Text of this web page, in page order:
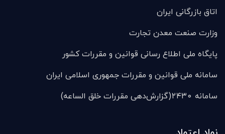
اتاق بازرگانی ایران
وزارت صنعت معدن تجارت
پایگاه ملی اطلاع رسانی قوانین و مقررات کشور
سامانه ملی قوانين و مقررات جمهوری اسلامی ایران
سامانه ۲۴۳۰(گزارش‌دهی مقررات خلق الساعه)